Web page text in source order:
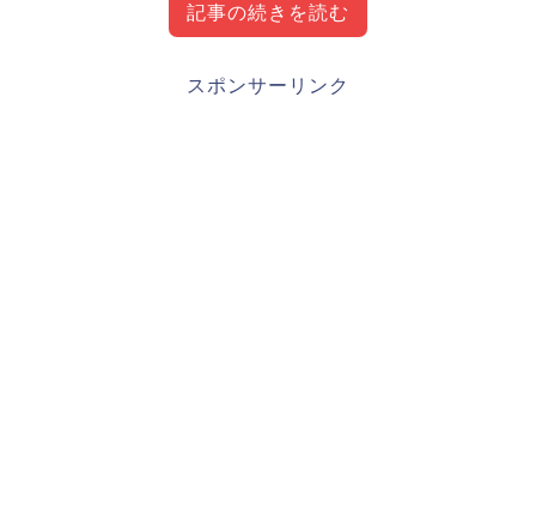
記事の続きを読む
荻野貴司選手のプロフィール・経歴・成績につ
スポンサーリンク